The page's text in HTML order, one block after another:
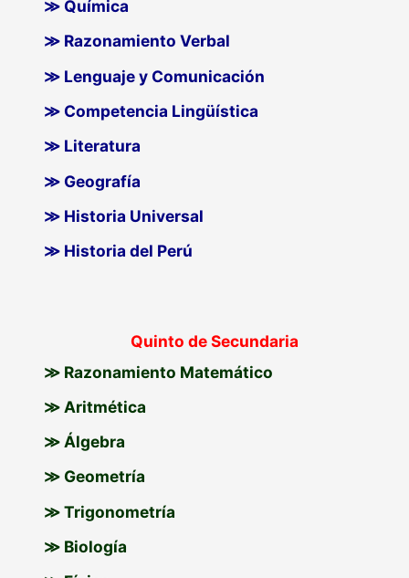
≫ Química
≫ Razonamiento Verbal
≫ Lenguaje y Comunicación
≫ Competencia Lingüística
≫ Literatura
≫ Geografía
≫ Historia Universal
≫ Historia del Perú
Quinto de Secundaria
≫ Razonamiento Matemático
≫ Aritmética
≫ Álgebra
≫ Geometría
≫ Trigonometría
≫ Biología